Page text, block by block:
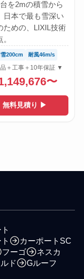
を2mの積雪から
日本で最も雪深い
ための、LIXIL技術
200cm 耐風46m/s
＋工事＋10年保証 ▼
〜
無料見積り ▶
カーポートSC
フーゴ
ネスカ
ド
Gルーフ